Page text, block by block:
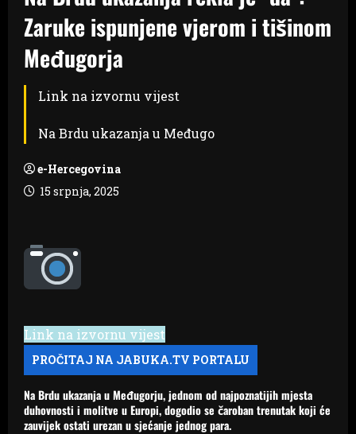
Zaruke ispunjene vjerom i tišinom
Međugorja
Link na izvornu vijest
Na Brdu ukazanja u Međugo
e-Hercegovina
15 srpnja, 2025
Link na izvornu vijest
Na Brdu ukazanja u Međugorju, jednom od najpoznatijih mjesta
duhovnosti i molitve u Europi, dogodio se čaroban trenutak koji će
zauvijek ostati urezan u sjećanje jednog para.